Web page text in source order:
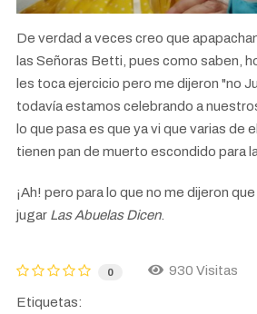
De verdad a veces creo que
las Señoras Betti, pues como saben,
les toca ejercicio pero me dijeron "no
todavía estamos celebrando a
lo que pasa es que ya vi que varias de
tienen pan de muerto escondido para
¡Ah! pero para lo que no me dijeron
jugar Las Abuelas Dicen.
0 930 Visitas
Etiquetas: